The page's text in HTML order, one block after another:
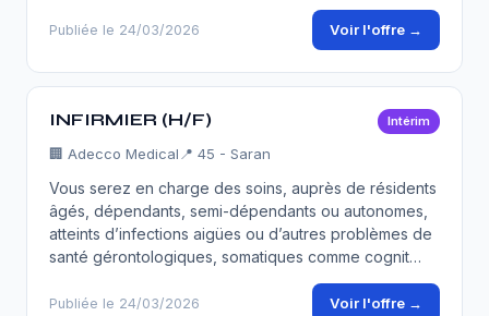
Publiée le 24/03/2026 Voir l'offre →
INFIRMIER (H/F) Intérim
🏢 Adecco Medical 📍 45 - Saran
Vous serez en charge des soins, auprès de résidents
âgés, dépendants, semi-dépendants ou autonomes,
atteints d’infections aigües ou d’autres problèmes de
santé gérontologiques, somatiques comme cognit…
Publiée le 24/03/2026 Voir l'offre →